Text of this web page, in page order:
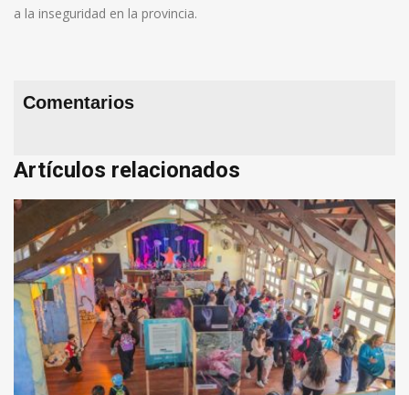
a la inseguridad en la provincia.
Comentarios
Artículos relacionados